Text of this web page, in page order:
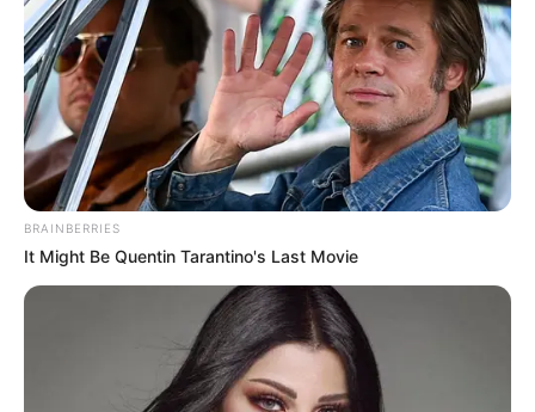
BRAINBERRIES
It Might Be Quentin Tarantino's Last Movie